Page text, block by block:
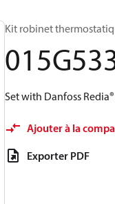
Kit robinet
Set with Danfoss
Ajouter à la
Exporter PDF